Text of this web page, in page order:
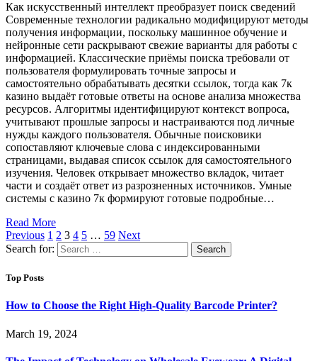
Как искусственный интеллект преобразует поиск сведений
Современные технологии радикально модифицируют методы
получения информации, поскольку машинное обучение и
нейронные сети раскрывают свежие варианты для работы с
информацией. Классические приёмы поиска требовали от
пользователя формулировать точные запросы и
самостоятельно обрабатывать десятки ссылок, тогда как 7к
казино выдаёт готовые ответы на основе анализа множества
ресурсов. Алгоритмы идентифицируют контекст вопроса,
учитывают прошлые запросы и настраиваются под личные
нужды каждого пользователя. Обычные поисковики
сопоставляют ключевые слова с индексированными
страницами, выдавая список ссылок для самостоятельного
изучения. Человек открывает множество вкладок, читает
части и создаёт ответ из разрозненных источников. Умные
системы с казино 7к формируют готовые подробные…
Read More
Previous 1 2 3 4 5 … 59 Next
Search for:
Top Posts
How to Choose the Right High-Quality Barcode Printer?
March 19, 2024